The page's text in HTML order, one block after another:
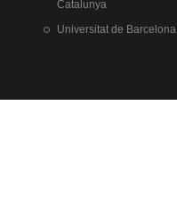
Catalunya
Universitat de Barcelona